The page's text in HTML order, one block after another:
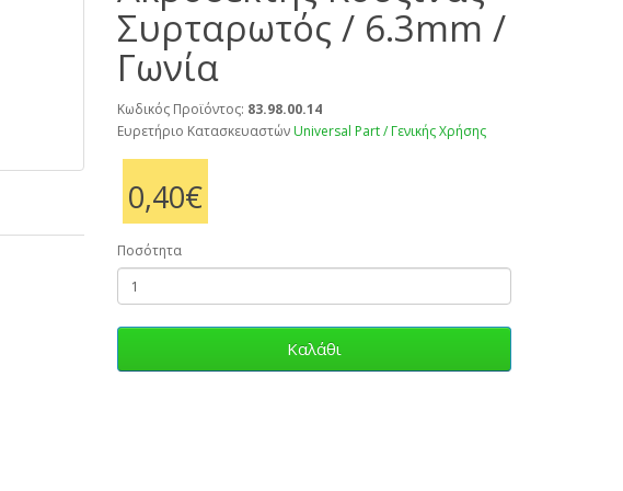
Συρταρωτός / 6.3mm /
Γωνία
Κωδικός Προϊόντος: 83.98.00.14
Ευρετήριο Κατασκευαστών Universal Part / Γενικής Χρήσης
0,40€
Ποσότητα
Καλάθι